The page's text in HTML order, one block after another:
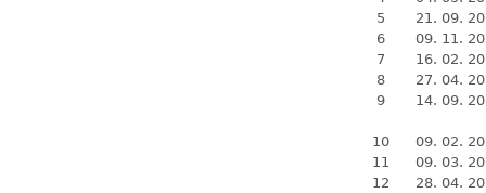
5
21. 09.
6
09. 11.
7
16. 02.
8
27. 04.
9
14. 09.
10
09. 02.
11
09. 03.
12
28. 04.